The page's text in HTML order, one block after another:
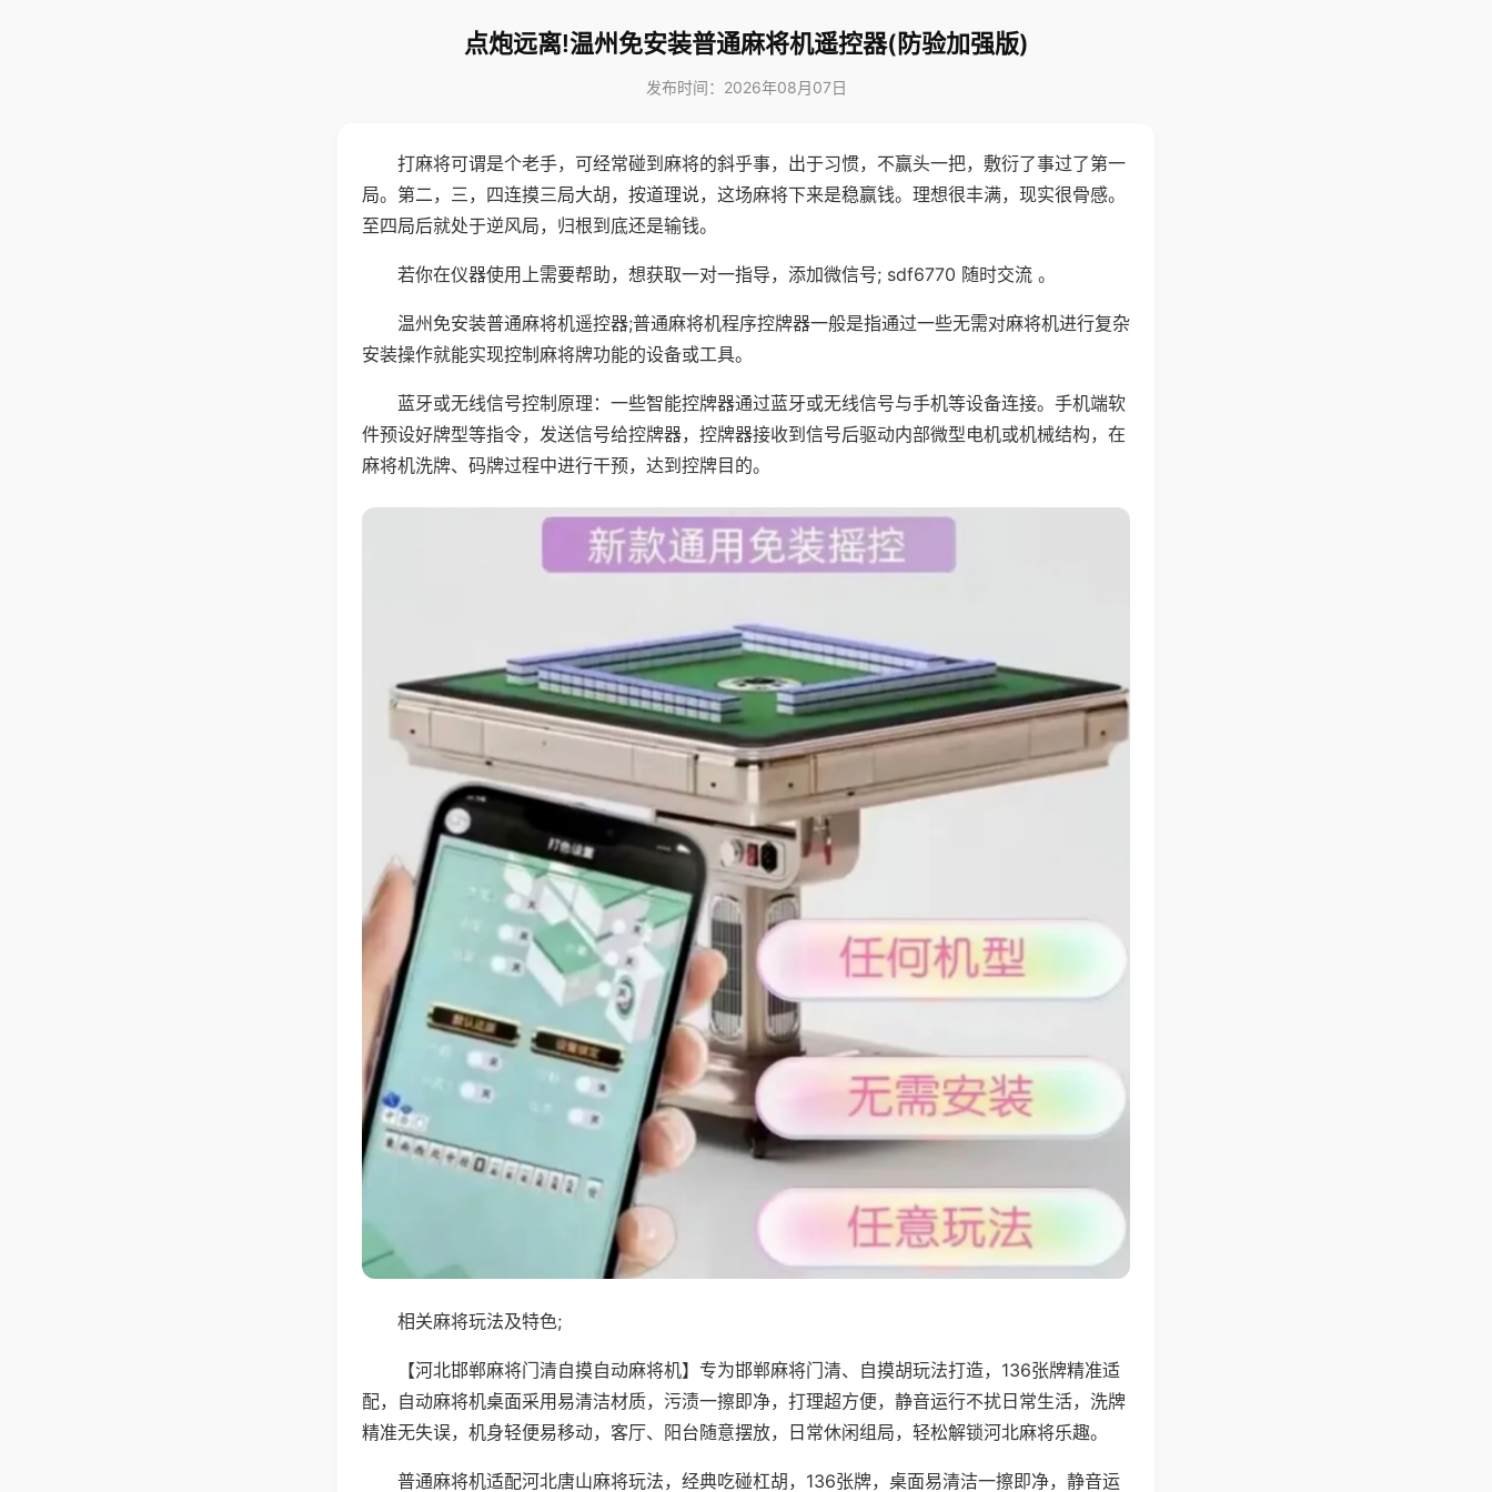
点炮远离!温州免安装普通麻将机遥控器(防验加强版)
发布时间：2026年08月07日
打麻将可谓是个老手，可经常碰到麻将的斜乎事，出于习惯，不赢头一把，敷衍了事过了第一
局。第二，三，四连摸三局大胡，按道理说，这场麻将下来是稳赢钱。理想很丰满，现实很骨感。
至四局后就处于逆风局，归根到底还是输钱。
若你在仪器使用上需要帮助，想获取一对一指导，添加微信号; sdf6770 随时交流 。
温州免安装普通麻将机遥控器;普通麻将机程序控牌器一般是指通过一些无需对麻将机进行复杂
安装操作就能实现控制麻将牌功能的设备或工具。
蓝牙或无线信号控制原理：一些智能控牌器通过蓝牙或无线信号与手机等设备连接。手机端软
件预设好牌型等指令，发送信号给控牌器，控牌器接收到信号后驱动内部微型电机或机械结构，在
麻将机洗牌、码牌过程中进行干预，达到控牌目的。
相关麻将玩法及特色;
【河北邯郸麻将门清自摸自动麻将机】专为邯郸麻将门清、自摸胡玩法打造，136张牌精准适
配，自动麻将机桌面采用易清洁材质，污渍一擦即净，打理超方便，静音运行不扰日常生活，洗牌
精准无失误，机身轻便易移动，客厅、阳台随意摆放，日常休闲组局，轻松解锁河北麻将乐趣。
普通麻将机适配河北唐山麻将玩法，经典吃碰杠胡，136张牌，桌面易清洁一擦即净，静音运